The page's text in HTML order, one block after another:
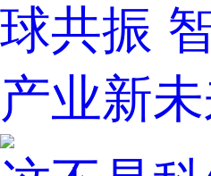
球共振
产业新